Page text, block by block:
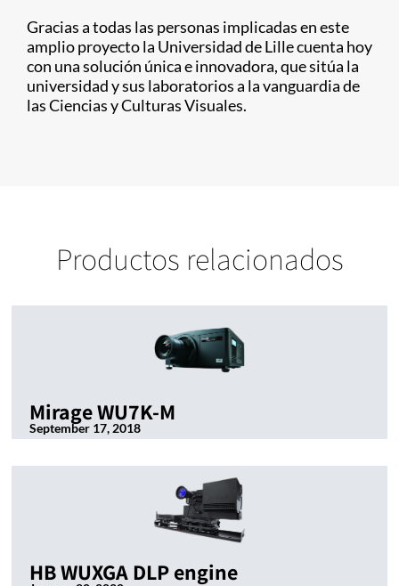
Gracias a todas las personas implicadas en este
amplio proyecto la Universidad de Lille cuenta hoy
con una solución única e innovadora, que sitúa la
universidad y sus laboratorios a la vanguardia de
las Ciencias y Culturas Visuales.
Productos relacionados
Mirage WU7K-M
September 17, 2018
HB WUXGA DLP engine